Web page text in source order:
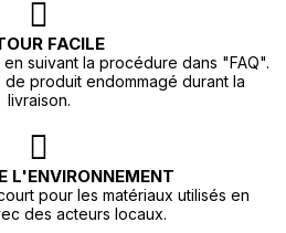
FACILE
suivant la procédure dans "FAQ".
produit endommagé durant la
livraison.
L'ENVIRONNEMENT
pour les matériaux utilisés en
des acteurs locaux.